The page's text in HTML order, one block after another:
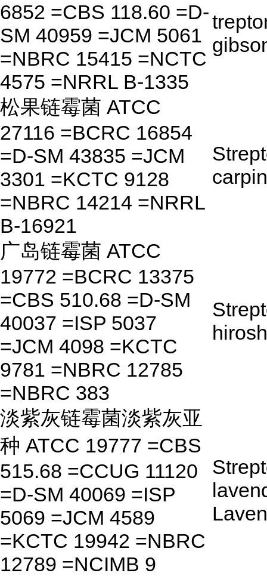
6852 =CBS 118.60 =D-
SM 40959 =JCM 5061
=NBRC 15415 =NCTC
4575 =NRRL B-1335
松果链霉菌 ATCC
27116 =BCRC 16854
=D-SM 43835 =JCM
3301 =KCTC 9128
=NBRC 14214 =NRRL
B-16921
广岛链霉菌 ATCC
19772 =BCRC 13375
=CBS 510.68 =D-SM
40037 =ISP 5037
=JCM 4098 =KCTC
9781 =NBRC 12785
=NBRC 383
淡紫灰链霉菌淡紫灰亚
种 ATCC 19777 =CBS
515.68 =CCUG 11120
=D-SM 40069 =ISP
5069 =JCM 4589
=KCTC 19942 =NBRC
12789 =NCIMB 9